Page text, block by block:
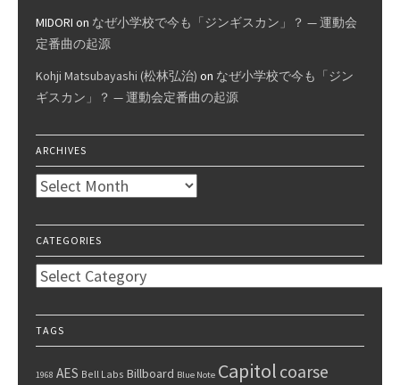
MIDORI on なぜ小学校で今も「ジンギスカン」？ — 運動会
定番曲の起源
Kohji Matsubayashi (松林弘治) on なぜ小学校で今も「ジン
ギスカン」？ — 運動会定番曲の起源
ARCHIVES
Archives
CATEGORIES
Categories
TAGS
1968 AES Bell Labs Billboard Blue Note Capitol coarse